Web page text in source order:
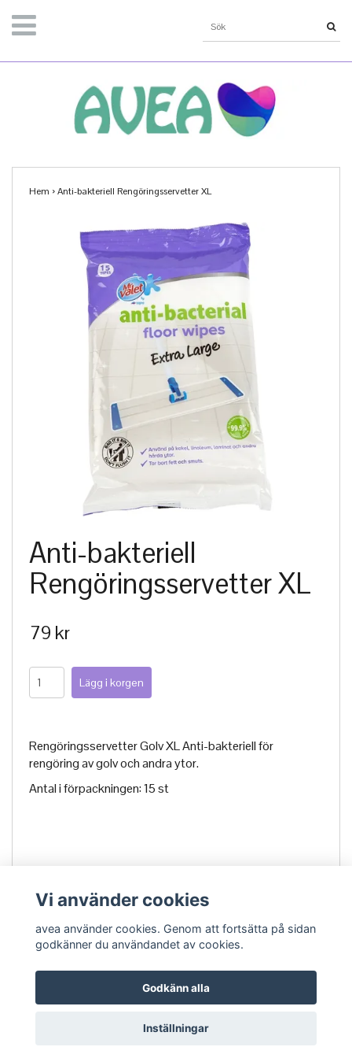
Hem ›Anti-bakteriell Rengöringsservetter XL
Anti-bakteriell
Rengöringsservetter XL
79 kr
Rengöringsservetter Golv XL Anti-bakteriell för
rengöring av golv och andra ytor.
Antal i förpackningen: 15 st
Köpvillkor Kontakt
Vi använder cookies
avea använder cookies. Genom att fortsätta på sidan
godkänner du användandet av cookies.
Godkänn alla
Inställningar